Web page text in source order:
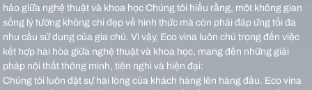
hảo giữa nghệ thuật và khoa học Chúng tôi hiểu rằng, một không gian
sống lý tưởng không chỉ đẹp về hình thức mà còn phải đáp ứng tối đa
nhu cầu sử dụng của gia chủ. Vì vậy, Eco vina luôn chú trọng đến việc
kết hợp hài hòa giữa nghệ thuật và khoa học, mang đến những giải
pháp nội thất thông minh, tiện nghi và hiện đại:
Chúng tôi luôn đặt sự hài lòng của khách hàng lên hàng đầu. Eco vina